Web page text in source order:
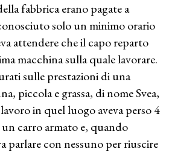
fabbrica erano pagate a
solo un minimo orario
attendere che il capo reparto
macchina sulla quale lavorare.
sulle prestazioni di una
piccola e grassa, di nome Svea,
in quel luogo aveva perso 4
carro armato e, quando
parlare con nessuno per riuscire